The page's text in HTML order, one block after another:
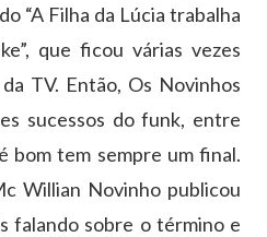
“A Filha da Lúcia trabalha
que ficou várias vezes
TV. Então, Os Novinhos
sucessos do funk, entre
bom tem sempre um final.
Willian Novinho publicou
falando sobre o término e